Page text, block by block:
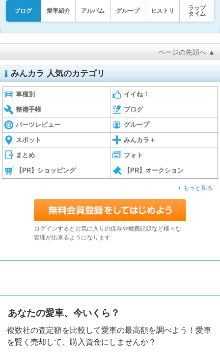
ブログ 愛車紹介 アルバム グループ ヒストリ
ラップ
タイム
ページの先頭へ ▲
みんカラ 人気のカテゴリ
車種別 イイね！
整備手帳 ブログ
パーツレビュー グループ
スポット みんカラ＋
まとめ フォト
【PR】ショッピング 【PR】オークション
もっと見る
ログインするとお気に入りの保存や燃費記録など様々な
管理が出来るようになります
あなたの愛車、今いくら？
複数社の査定額を比較して愛車の最高額を調べよう！愛車
を賢く売却して、購入資金にしませんか？